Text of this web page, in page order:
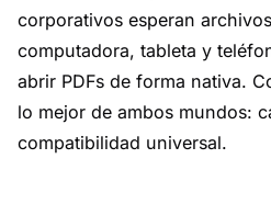
corporativos esperan
computadora, tableta y
abrir PDFs de forma nativa.
lo mejor de ambos mundos:
compatibilidad universal.